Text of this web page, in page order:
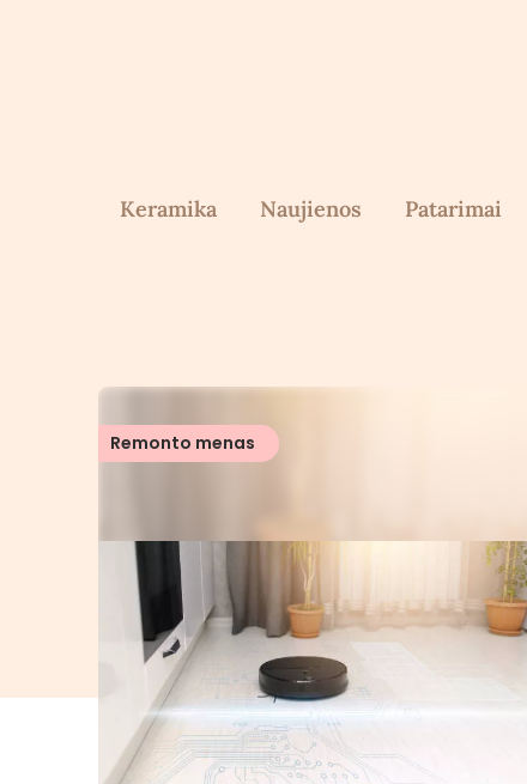
Keramika Naujienos Patarimai
Remonto menas